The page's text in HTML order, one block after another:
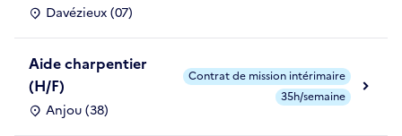
Davézieux (07)
Aide charpentier
(H/F)
Anjou (38)
Contrat de mission intérimaire
35h/semaine